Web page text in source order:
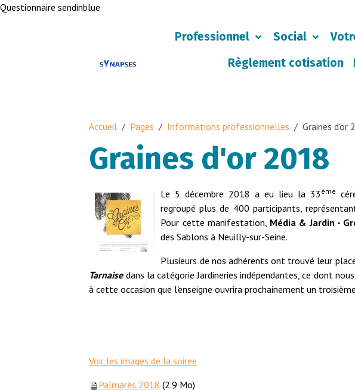
Questionnaire sendinblue
Professionnel Social
Règlement cotisation
Accueil Pages Informations professionnelles Graines d'or
Graines d'or 2018
Le 5 décembre 2018 a eu lieu la 33 ème
regroupé plus de 400 participants,
Pour cette manifestation, Média & Jardin -
des Sablons à Neuilly-sur-Seine.
Plusieurs de nos adhérents ont trouvé leur
Tarnaisedans la catégorie Jardineries indépendantes, ce dont
à cette occasion que l'enseigne ouvrira prochainement un
Voir les images de la soirée
Palmarès 2018 (2.9 Mo)